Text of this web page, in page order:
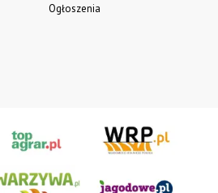
Ogłoszenia